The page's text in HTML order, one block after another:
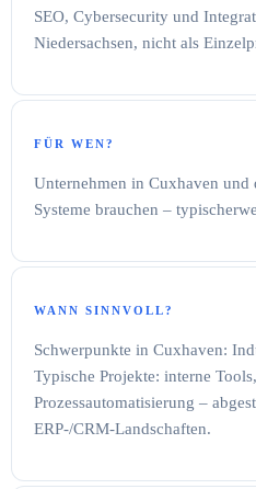
SEO, Cybersecurity und
Niedersachsen, nicht als
FÜR WEN?
Unternehmen in Cuxhaven und
Systeme brauchen –
WANN SINNVOLL?
Schwerpunkte in Cuxhaven:
Typische Projekte: interne
Prozessautomatisierung –
ERP-/CRM-Landschaften.